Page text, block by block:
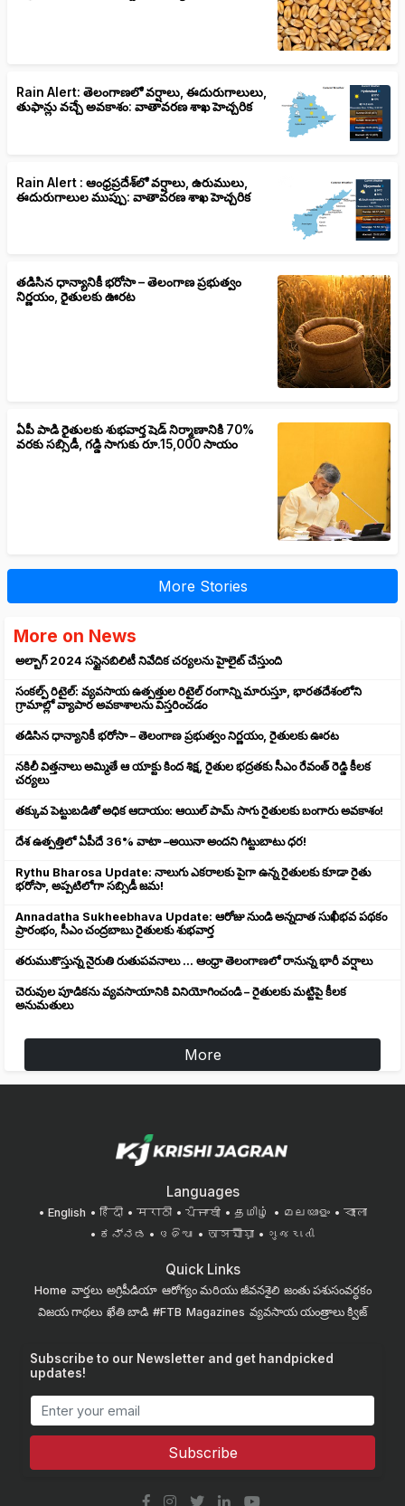
Rain Alert: తెలంగాణలో వర్షాలు, ఈదురుగాలులు,
తుఫాన్లు వచ్చే అవకాశం: వాతావరణ శాఖ హెచ్చరిక
Rain Alert : ఆంధ్రప్రదేశ్‌లో వర్షాలు, ఉరుములు,
ఈదురుగాలుల ముప్పు: వాతావరణ శాఖ హెచ్చరిక
తడిసిన ధాన్యానికీ భరోసా – తెలంగాణ ప్రభుత్వం
నిర్ణయం, రైతులకు ఊరట
ఏపీ పాడి రైతులకు శుభవార్త షెడ్ నిర్మాణానికి 70%
వరకు సబ్సిడీ, గడ్డి సాగుకు రూ.15,000 సాయం
More Stories
More on News
అల్బాగ్ 2024 సస్టైనబిలిటీ నివేదిక చర్యలను హైలైట్ చేస్తుంది
సంకల్ప్ రిటైల్: వ్యవసాయ ఉత్పత్తుల రిటైల్ రంగాన్ని మారుస్తూ, భారతదేశంలోని
గ్రామాల్లో వ్యాపార అవకాశాలను విస్తరించడం
తడిసిన ధాన్యానికీ భరోసా – తెలంగాణ ప్రభుత్వం నిర్ణయం, రైతులకు ఊరట
నకిలీ విత్తనాలు అమ్మితే ఆ యాక్టు కింద శిక్ష, రైతుల భద్రతకు సీఎం రేవంత్ రెడ్డి కీలక
చర్యలు
తక్కువ పెట్టుబడితో అధిక ఆదాయం: ఆయిల్ పామ్ సాగు రైతులకు బంగారు అవకాశం!
దేశ ఉత్పత్తిలో ఏపీదే 36% వాటా –అయినా అందని గిట్టుబాటు ధర!
Rythu Bharosa Update: నాలుగు ఎకరాలకు పైగా ఉన్న రైతులకు కూడా రైతు
భరోసా, అప్పటిలోగా సబ్సిడీ జమ!
Annadatha Sukheebhava Update: ఆరోజు నుండి అన్నదాత సుఖీభవ పథకం
ప్రారంభం, సీఎం చంద్రబాబు రైతులకు శుభవార్త
తరుముకొస్తున్న నైరుతి రుతుపవనాలు ... ఆంధ్రా తెలంగాణలో రానున్న భారీ వర్షాలు
చెరువుల పూడికను వ్యవసాయానికి వినియోగించండి – రైతులకు మట్టిపై కీలక
అనుమతులు
More
Languages
English हिंदी मराठी ਪੰਜਾਬੀ தமிழ் മലയാളം
বাংলা
ಕನ್ನಡ
ଓଡିଆ অসমীয়া ગુજરાતી
Quick Links
Home వార్తలు అగ్రిపీడియా ఆరోగ్యం మరియు జీవనశైలి జంతు పశుసంవర్ధకం
విజయ గాథలు ఖేతి బాడి #FTB Magazines వ్యవసాయ యంత్రాలు క్విజ్
Subscribe to our Newsletter and get handpicked
updates!
Subscribe